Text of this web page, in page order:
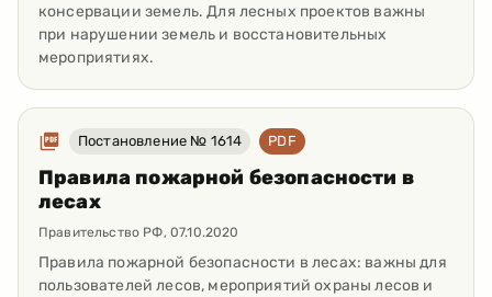
консервации земель. Для лесных проектов важны
при нарушении земель и восстановительных
мероприятиях.
Постановление № 1614 PDF
Правила пожарной безопасности в
лесах
Правительство РФ, 07.10.2020
Правила пожарной безопасности в лесах: важны для
пользователей лесов, мероприятий охраны лесов и